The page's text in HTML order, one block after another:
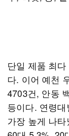
단일 제품 최
다. 이어 예천
4703건, 안동
등이다. 연령
가장 높게 나